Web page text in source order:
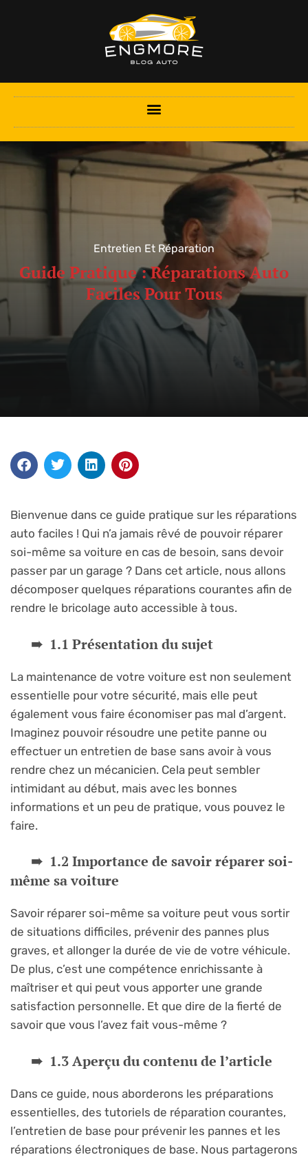
Entretien Et Réparation
Guide Pratique : Réparations Auto
Faciles Pour Tous
Bienvenue dans ce guide pratique sur les réparations
auto faciles ! Qui n’a jamais rêvé de pouvoir réparer
soi-même sa voiture en cas de besoin, sans devoir
passer par un garage ? Dans cet article, nous allons
décomposer quelques réparations courantes afin de
rendre le bricolage auto accessible à tous.
1.1 Présentation du sujet
La maintenance de votre voiture est non seulement
essentielle pour votre sécurité, mais elle peut
également vous faire économiser pas mal d’argent.
Imaginez pouvoir résoudre une petite panne ou
effectuer un entretien de base sans avoir à vous
rendre chez un mécanicien. Cela peut sembler
intimidant au début, mais avec les bonnes
informations et un peu de pratique, vous pouvez le
faire.
1.2 Importance de savoir réparer soi-
même sa voiture
Savoir réparer soi-même sa voiture peut vous sortir
de situations difficiles, prévenir des pannes plus
graves, et allonger la durée de vie de votre véhicule.
De plus, c’est une compétence enrichissante à
maîtriser et qui peut vous apporter une grande
satisfaction personnelle. Et que dire de la fierté de
savoir que vous l’avez fait vous-même ?
1.3 Aperçu du contenu de l’article
Dans ce guide, nous aborderons les préparations
essentielles, des tutoriels de réparation courantes,
l’entretien de base pour prévenir les pannes et les
réparations électroniques de base. Nous partagerons